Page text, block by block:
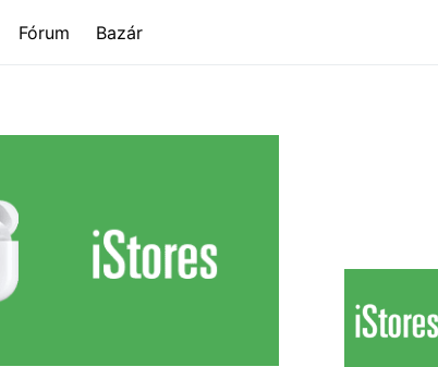
Fórum Bazár